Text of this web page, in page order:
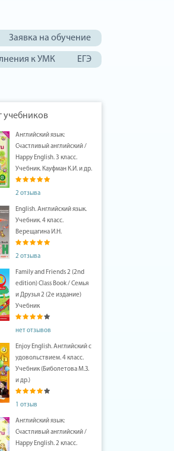
Заявка на обучение
к УМК ЕГЭ
учебников
Английский язык:
Счастливый английский /
Happy English. 3 класс.
Учебник. Кауфман К.И. и др.
2 отзыва
English. Английский язык.
Учебник. 4 класс.
Верещагина И.Н.
2 отзыва
Family and Friends 2 (2nd
edition) Class Book / Семья
и Друзья 2 (2е издание)
Учебник
нет отзывов
Enjoy English. Английский с
удовольствием. 4 класс.
Учебник (Биболетова М.З.
и др.)
1 отзыв
Английский язык:
Счастливый английский /
Happy English. 2 класс.